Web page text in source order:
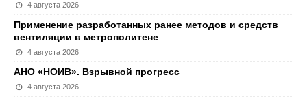
4 августа 2026
Применение разработанных ранее методов и средств
вентиляции в метрополитене
4 августа 2026
АНО «НОИВ». Взрывной прогресс
4 августа 2026